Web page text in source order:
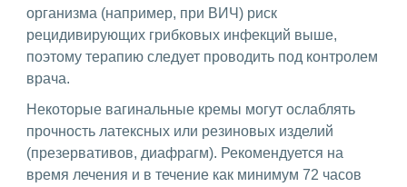
организма (например, при ВИЧ) риск
рецидивирующих грибковых инфекций выше,
поэтому терапию следует проводить под контролем
врача.
Некоторые вагинальные кремы могут ослаблять
прочность латексных или резиновых изделий
(презервативов, диафрагм). Рекомендуется на
время лечения и в течение как минимум 72 часов